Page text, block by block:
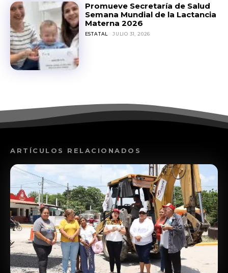
Promueve Secretaría de Salud
Semana Mundial de la Lactancia
Materna 2026
ESTATAL JULIO 31, 2026
ARTÍCULOS RELACIONADOS